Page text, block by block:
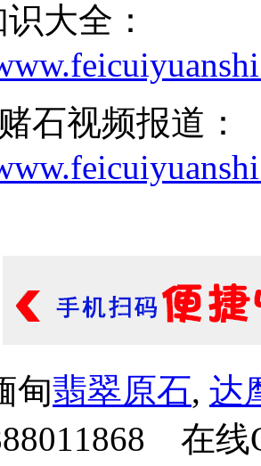
大全：
石视频报道：
甸翡翠原石, 达
在线